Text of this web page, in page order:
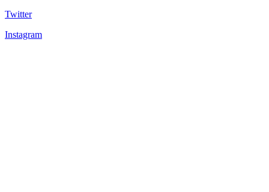
Twitter
Instagram